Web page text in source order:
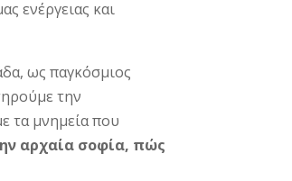
ενέργειας και
ως παγκόσμιος
την
τα μνημεία που
αρχαία σοφία, πώς